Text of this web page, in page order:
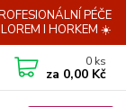
PÉČE
I HORKEM ☀️
0 ks
za 0,00 Kč